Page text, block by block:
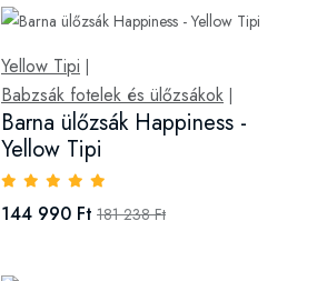
Yellow Tipi |
Babzsák fotelek és ülőzsákok |
Barna ülőzsák Happiness -
Yellow Tipi
144 990 Ft 181 238 Ft